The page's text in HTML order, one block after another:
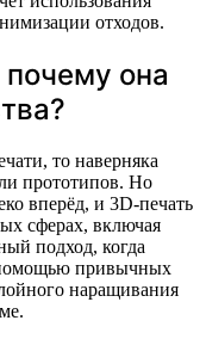
отходов.
почему она
то наверняка
прототипов. Но
вперёд, и 3D-печать
сферах, включая
подход, когда
помощью привычных
наращивания